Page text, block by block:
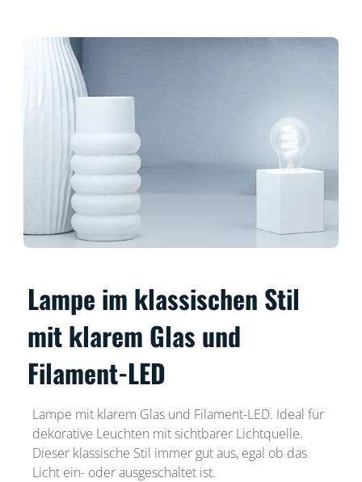
Lampe im klassischen Stil
mit klarem Glas und
Filament-LED
Lampe mit klarem Glas und Filament-LED. Ideal für
dekorative Leuchten mit sichtbarer Lichtquelle.
Dieser klassische Stil immer gut aus, egal ob das
Licht ein- oder ausgeschaltet ist.